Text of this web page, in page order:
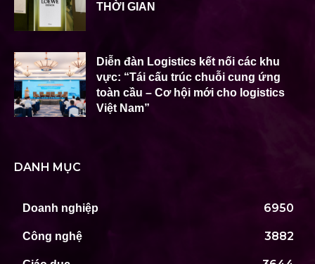
THỜI GIAN
Diễn đàn Logistics kết nối các khu
vực: “Tái cấu trúc chuỗi cung ứng
toàn cầu – Cơ hội mới cho logistics
Việt Nam”
DANH MỤC
Doanh nghiệp 6950
Công nghệ 3882